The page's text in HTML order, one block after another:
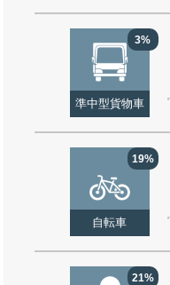
3%
準中型貨物車
19%
自転車
21%